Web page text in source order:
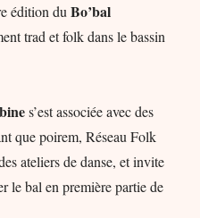
édition duBo’bal
trad et folk dans le bassin
s’est associée avec des
que poirem, Réseau Folk
ateliers de danse, et invite
le bal en première partie de